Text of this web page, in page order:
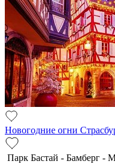
Новогодние огни
Парк Бастай - Бамберг -